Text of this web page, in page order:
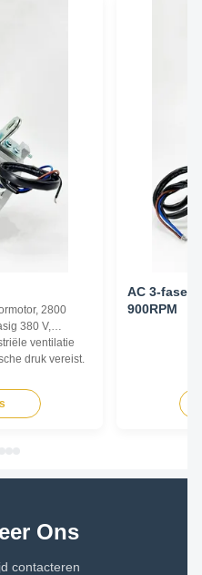
2800
380 V,
ventilatie
druk vereist.
AC 3-fase
900RPM
Ons
contacteren